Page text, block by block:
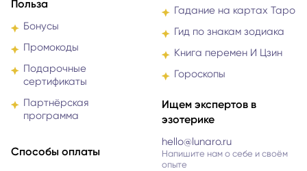
Польза
Бонусы
Промокоды
Подарочные
сертификаты
Партнёрская
программа
Способы оплаты
Гадание на картах Таро
Гид по знакам зодиака
Книга перемен И Цзин
Гороскопы
Ищем экспертов в
эзотерике
hello@lunaro.ru
Напишите нам о себе и своём
опыте